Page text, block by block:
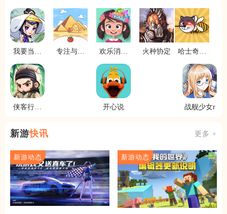
我要当掌
专注与文
欢乐消消
火种协定
哈士奇大
侠客行侠
开心说 战舰少女r
新游快讯 更多 +
新游动态 新游动态